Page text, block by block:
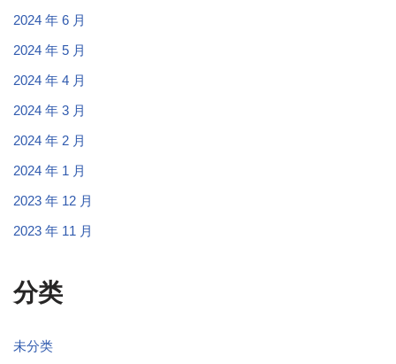
2024 年 6 月
2024 年 5 月
2024 年 4 月
2024 年 3 月
2024 年 2 月
2024 年 1 月
2023 年 12 月
2023 年 11 月
分类
未分类